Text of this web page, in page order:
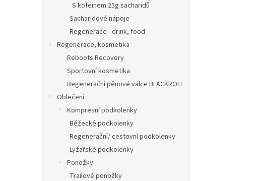
S kofeinem 25g sacharidů
Sacharidové nápoje
Regenerace - drink, food
Regenerace, kosmetika
Reboots Recovery
Sportovní kosmetika
Regenerační pěnové válce BLACKROLL
Oblečení
Kompresní podkolenky
Běžecké podkolenky
Regenerační/ cestovní podkolenky
Lyžařské podkolenky
Ponožky
Trailové ponožky